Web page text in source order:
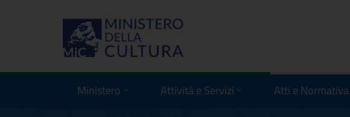
Ministero Attività e Servizi Atti e Normativa